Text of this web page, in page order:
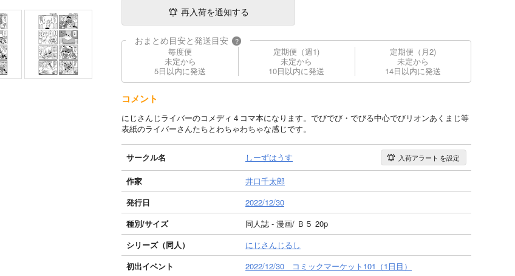
再入荷を通知する
おまとめ目安と発送目安 ?
毎度便
未定から
5日以内に発送
定期便（週1)
未定から
10日以内に発送
定期便（月2)
未定から
14日以内に発送
コメント
にじさんじライバーのコメディ４コマ本になります。でびでび・でびる中心でびリオンあくまじ等
表紙のライバーさんたちとわちゃわちゃな感じです。
サークル名 しーずはうす 入荷アラート を設定
作家
井口千太郎
発行日
2022/12/30
種別/サイズ
同人誌 - 漫画/ Ｂ５ 20p
シリーズ（同人）
にじさんじるし
初出イベント
2022/12/30 コミックマーケット101（1日目）